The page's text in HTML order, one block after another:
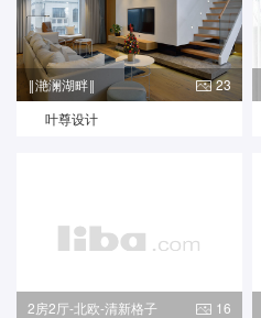
‖滟澜湖畔‖
23
叶尊设计
2房2厅-北欧-清新格子
16